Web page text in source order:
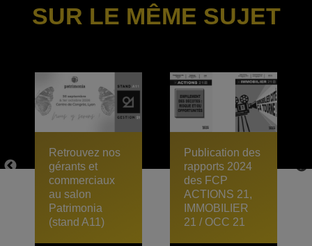
SUR LE MÊME SUJET
Retrouvez nos
gérants et
commerciaux
au salon
Patrimonia
(stand A11)
Publication des
rapports 2024
des FCP
ACTIONS 21,
IMMOBILIER
21 / OCC 21